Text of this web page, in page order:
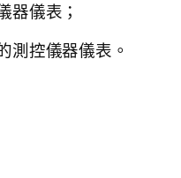
器儀表；
測控儀器儀表。